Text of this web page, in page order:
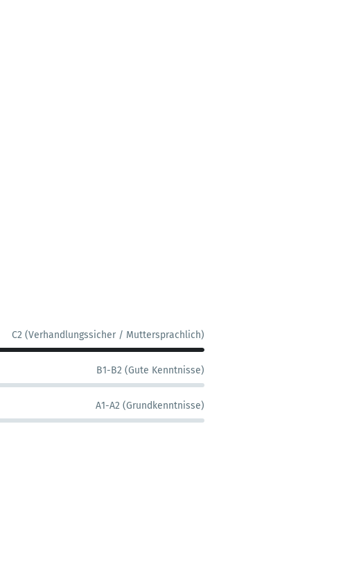
C2 (Verhandlungssicher / Muttersprachlich)
B1-B2 (Gute Kenntnisse)
A1-A2 (Grundkenntnisse)